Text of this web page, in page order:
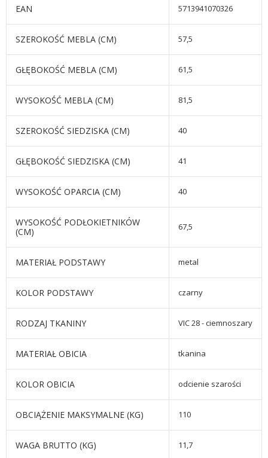
EAN 5713941070326
SZEROKOŚĆ MEBLA (CM) 57,5
GŁĘBOKOŚĆ MEBLA (CM) 61,5
WYSOKOŚĆ MEBLA (CM) 81,5
SZEROKOŚĆ SIEDZISKA (CM) 40
GŁĘBOKOŚĆ SIEDZISKA (CM) 41
WYSOKOŚĆ OPARCIA (CM) 40
WYSOKOŚĆ PODŁOKIETNIKÓW
(CM)
67,5
MATERIAŁ PODSTAWY metal
KOLOR PODSTAWY czarny
RODZAJ TKANINY VIC 28 - ciemnoszary
MATERIAŁ OBICIA tkanina
KOLOR OBICIA odcienie szarości
OBCIĄŻENIE MAKSYMALNE (KG) 110
WAGA BRUTTO (KG) 11,7